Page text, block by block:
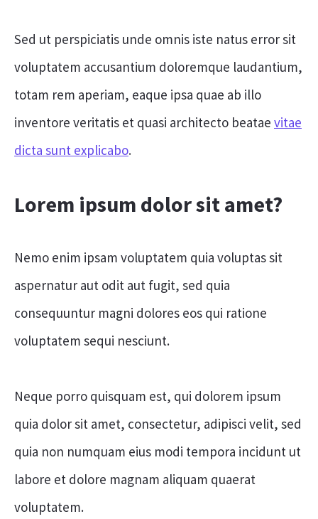
Sed ut perspiciatis unde omnis iste natus error sit
voluptatem accusantium doloremque laudantium,
totam rem aperiam, eaque ipsa quae ab illo
inventore veritatis et quasi architecto beatae vitae
dicta sunt explicabo.
Lorem ipsum dolor sit amet?
Nemo enim ipsam voluptatem quia voluptas sit
aspernatur aut odit aut fugit, sed quia
consequuntur magni dolores eos qui ratione
voluptatem sequi nesciunt.
Neque porro quisquam est, qui dolorem ipsum
quia dolor sit amet, consectetur, adipisci velit, sed
quia non numquam eius modi tempora incidunt ut
labore et dolore magnam aliquam quaerat
voluptatem.